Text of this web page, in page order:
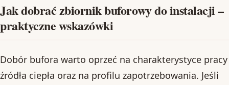
Jak dobrać zbiornik buforowy do instalacji –
praktyczne wskazówki
Dobór bufora warto oprzeć na charakterystyce pracy
źródła ciepła oraz na profilu zapotrzebowania. Jeśli